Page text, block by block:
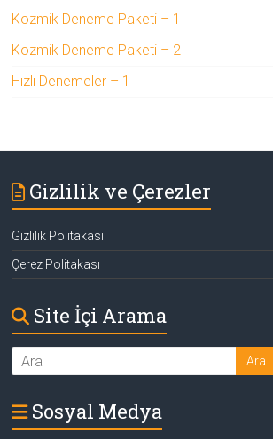
Kozmik Deneme Paketi – 1
Kozmik Deneme Paketi – 2
Hızlı Denemeler – 1
Gizlilik ve Çerezler
Gizlilik Politakası
Çerez Politakası
Site İçi Arama
Sosyal Medya